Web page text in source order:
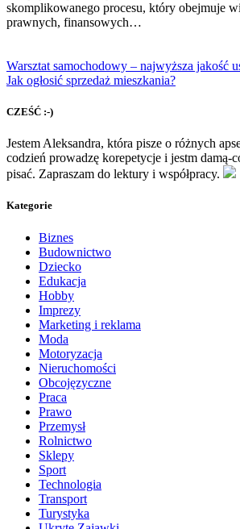
skomplikowanego procesu, który obejmuje
prawnych, finansowych…
Warsztat samochodowy – najwyższa jakość
Jak ogłosić sprzedaż mieszkania?
CZEŚĆ :-)
Jestem Aleksandra, która pisze o różnych
codzień prowadzę korepetycje i jestm damą-
pisać. Zapraszam do lektury i współpracy.
Kategorie
Biznes
Budownictwo
Dziecko
Edukacja
Hobby
Imprezy
Marketing i reklama
Moda
Motoryzacja
Nieruchomości
Obcojęzyczne
Praca
Prawo
Przemysł
Rolnictwo
Sklepy
Sport
Technologia
Transport
Turystyka